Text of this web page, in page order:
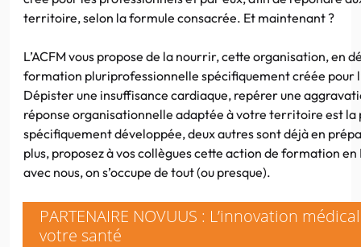
territoire, selon la formule consacrée. Et maintenant ?
L’ACFM vous propose de la nourrir, cette organisation, en
formation pluriprofessionnelle spécifiquement créée pour
Dépister une insuffisance cardiaque, repérer une
réponse organisationnelle adaptée à votre territoire est
spécifiquement développée, deux autres sont déjà en
plus, proposez à vos collègues cette action de formation
avec nous, on s’occupe de tout (ou presque).
PARTENAIRE NOVUUS : L’innovation
votre santé